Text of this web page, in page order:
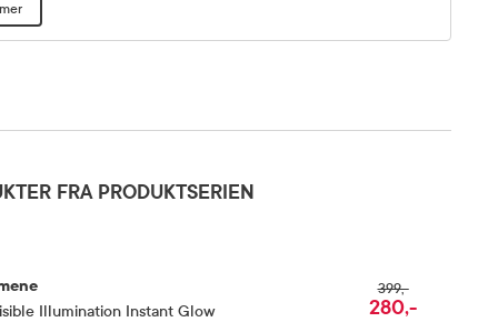
FRA PRODUKTSERIEN
Illumination Instant Glow
399,-
280,-